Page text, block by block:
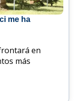
me ha
en
más